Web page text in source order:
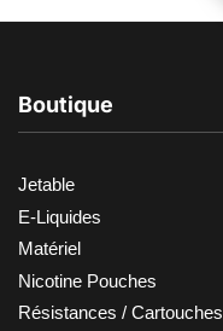
Boutique
Jetable
E-Liquides
Matériel
Nicotine Pouches
Résistances / Cartouches